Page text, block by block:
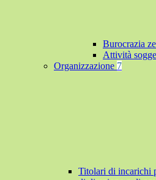
Burocrazia
Attività
Organizzazione 7
Titolari di incarichi